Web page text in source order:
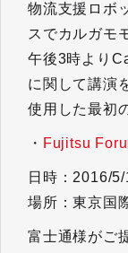
物流支援ロボ
スでカルガモ
午後3時より
に関して講演
使用した最初
・ Fujitsu
日時：2016/
場所：東京国
富士通様がご